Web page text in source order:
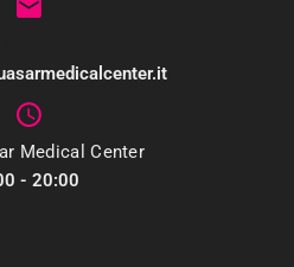
Medical Center
- 20:00